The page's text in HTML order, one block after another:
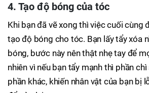
4. Tạo độ bóng của tóc
Khi bạn đã vẽ xong thì việc cuối cùng
tạo độ bóng cho tóc. Bạn lấy tẩy xóa
bóng, bước này nên thật nhẹ tay để
nhiên vì nếu bạn tẩy mạnh thì phần
phần khác, khiến nhân vật của bạn bị